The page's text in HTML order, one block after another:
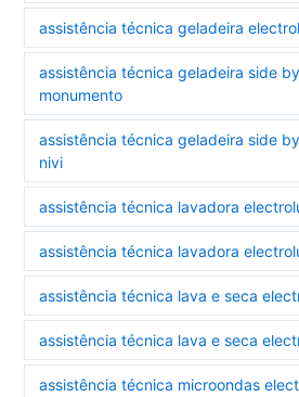
assistência técnica geladeira
assistência técnica geladeira side
monumento
assistência técnica geladeira side
nivi
assistência técnica lavadora
assistência técnica lavadora
assistência técnica lava e seca
assistência técnica lava e seca
assistência técnica microondas